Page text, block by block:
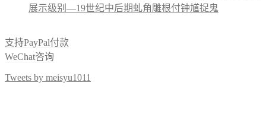
展示级别—19世纪中后期虬角雕根付钟馗捉鬼
支持PayPal付款
WeChat咨询
Tweets by meisyu1011